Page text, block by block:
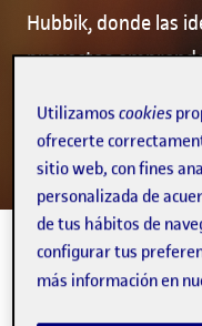
Hubbik, donde las
proyectos
Descubre nuestros
Utilizamoscookies
ofrecerte
sitio web, con fines
personalizada de
de tus hábitos de
configurar tus
más información en